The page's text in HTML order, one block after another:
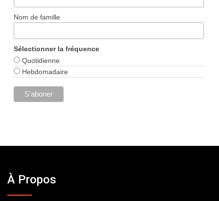
Nom de famille
Sélectionner la fréquence
Quotidienne
Hebdomadaire
À Propos